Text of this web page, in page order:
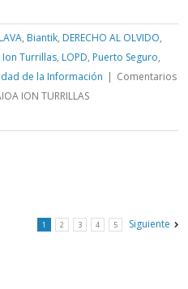
, Biantik, DERECHO AL OLVIDO,
Ion Turrillas, LOPD, Puerto Seguro,
de la Información | Comentarios
ION TURRILLAS
1 2 3 4 5 Siguiente